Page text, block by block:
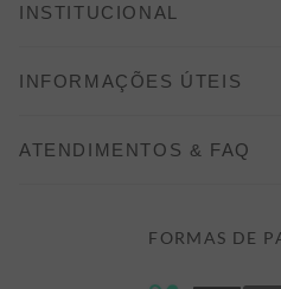
INSTITUCIONAL
CONHEÇA A ALEATORY
INFORMAÇÕES ÚTEIS
FORMAS DE PAGAMENTO
POLÍTICA DE PRIVACIDADE
ATENDIMENTOS & FAQ
FORMAS DE